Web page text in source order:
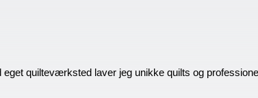
quilteværksted laver jeg unikke quilts og